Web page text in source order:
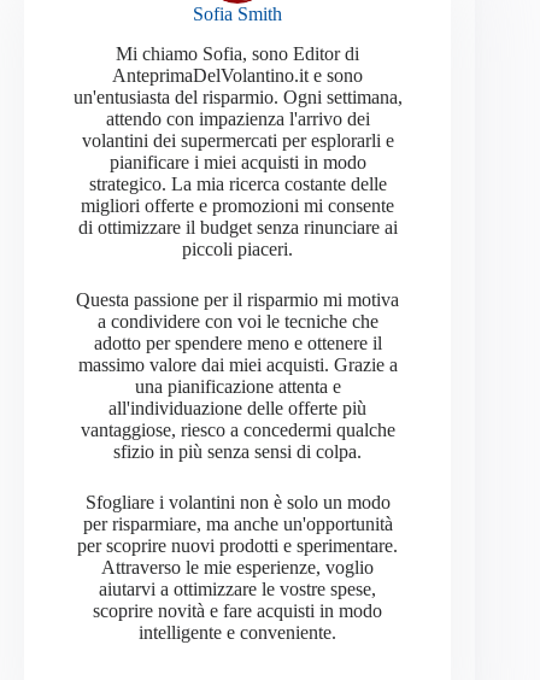
Sofia Smith
Mi chiamo Sofia, sono Editor di
AnteprimaDelVolantino.it e sono
un'entusiasta del risparmio. Ogni settimana,
attendo con impazienza l'arrivo dei
volantini dei supermercati per esplorarli e
pianificare i miei acquisti in modo
strategico. La mia ricerca costante delle
migliori offerte e promozioni mi consente
di ottimizzare il budget senza rinunciare ai
piccoli piaceri.
Questa passione per il risparmio mi motiva
a condividere con voi le tecniche che
adotto per spendere meno e ottenere il
massimo valore dai miei acquisti. Grazie a
una pianificazione attenta e
all'individuazione delle offerte più
vantaggiose, riesco a concedermi qualche
sfizio in più senza sensi di colpa.
Sfogliare i volantini non è solo un modo
per risparmiare, ma anche un'opportunità
per scoprire nuovi prodotti e sperimentare.
Attraverso le mie esperienze, voglio
aiutarvi a ottimizzare le vostre spese,
scoprire novità e fare acquisti in modo
intelligente e conveniente.